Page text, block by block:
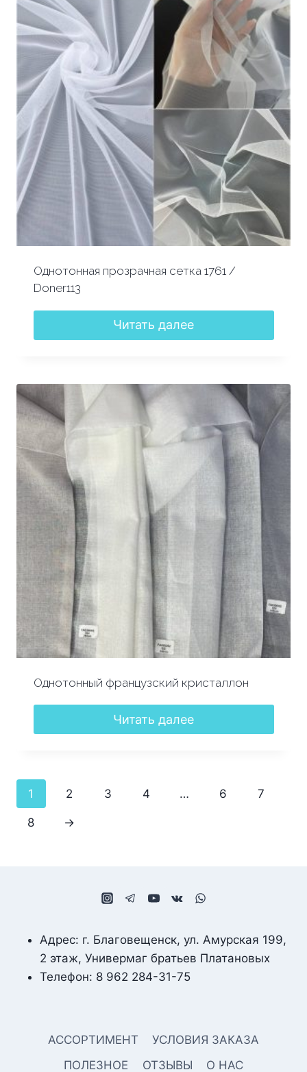
Однотонная прозрачная сетка 1761 /
Doner113
Читать далее
Однотонный французский кристаллон
Читать далее
1 2 3 4 … 6 7
8 →
Адрес: г. Благовещенск, ул. Амурская 199,
2 этаж, Универмаг братьев Платановых
Телефон: 8 962 284-31-75
АССОРТИМЕНТ
УСЛОВИЯ ЗАКАЗА
ПОЛЕЗНОЕ
ОТЗЫВЫ О НАС